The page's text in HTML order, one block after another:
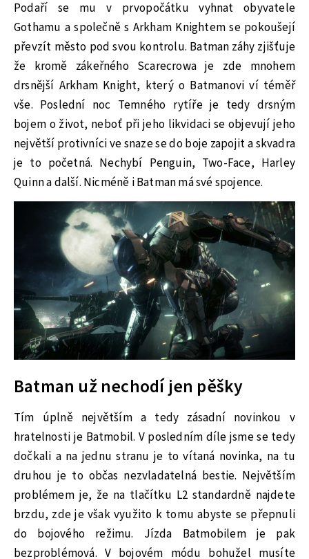
Podaří se mu v prvopočátku vyhnat obyvatele
Gothamu a společně s Arkham Knightem se pokoušejí
převzít město pod svou kontrolu. Batman záhy zjišťuje
že kromě zákeřného Scarecrowa je zde mnohem
drsnější Arkham Knight, který o Batmanovi ví téměř
vše. Poslední noc Temného rytíře je tedy drsným
bojem o život, neboť při jeho likvidaci se objevují jeho
největší protivníci ve snaze se do boje zapojit a skvadra
je to početná. Nechybí Penguin, Two-Face, Harley
Quinn a další. Nicméně i Batman má své spojence.
Batman už nechodí jen pěšky
Tím úplně největším a tedy zásadní novinkou v
hratelnosti je Batmobil. V posledním díle jsme se tedy
dočkali a na jednu stranu je to vítaná novinka, na tu
druhou je to občas nezvladatelná bestie. Největším
problémem je, že na tlačítku L2 standardně najdete
brzdu, zde je však využito k tomu abyste se přepnuli
do bojového režimu. Jízda Batmobilem je pak
bezproblémová. V bojovém módu bohužel musíte